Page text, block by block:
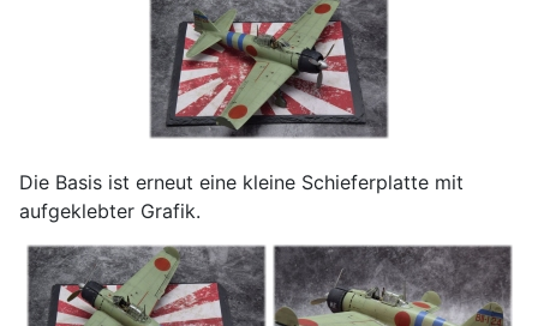
Die Basis ist erneut eine kleine Schieferplatte mit
aufgeklebter Grafik.